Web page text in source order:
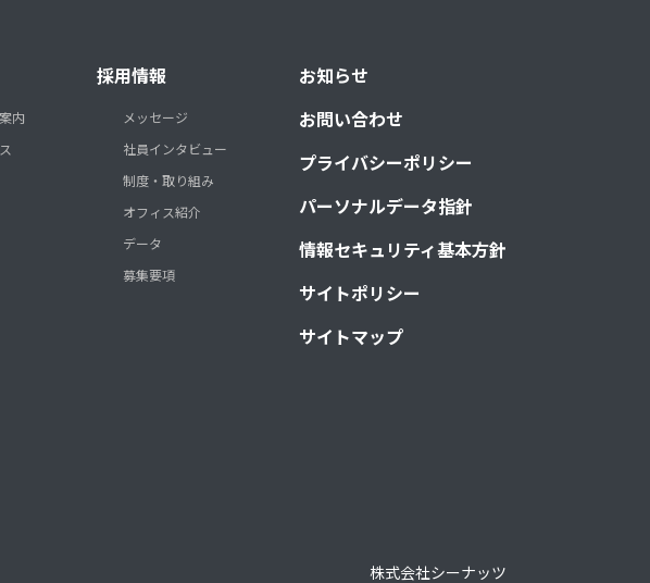
内
採用情報
メッセージ
社員インタビュー
制度・取り組み
オフィス紹介
データ
募集要項
お知らせ
お問い合わせ
プライバシーポリシー
パーソナルデータ指針
情報セキュリティ基本方針
サイトポリシー
サイトマップ
株式会社シーナッツ